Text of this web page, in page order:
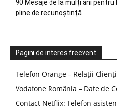
90 Mesaje de la mulți ani
pline de recunoștință
Pagini de interes frecvent
Telefon Orange – Relații
Vodafone România – Date de
Contact Netflix: Telefon